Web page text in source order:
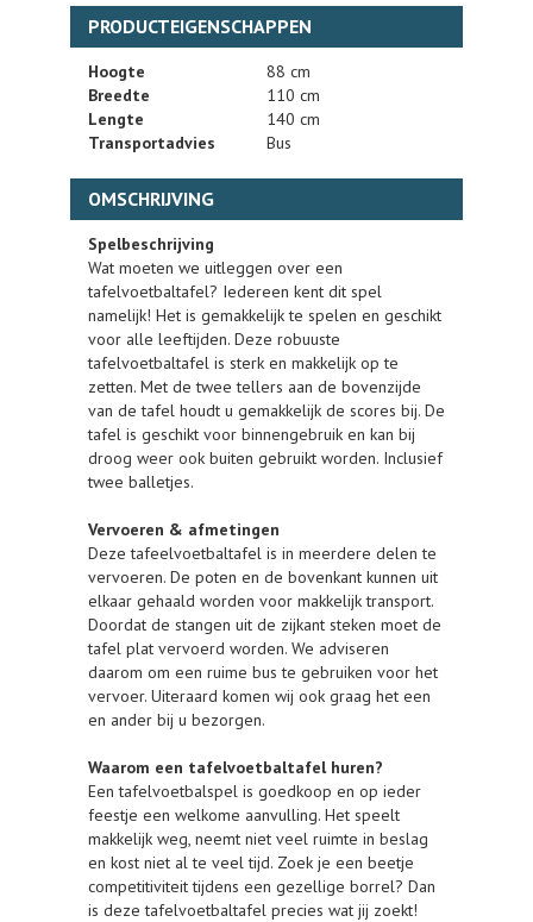
PRODUCTEIGENSCHAPPEN
Hoogte
88 cm
Breedte
110 cm
Lengte
140 cm
Transportadvies
Bus
OMSCHRIJVING
Spelbeschrijving
Wat moeten we uitleggen over een
tafelvoetbaltafel? Iedereen kent dit spel
namelijk! Het is gemakkelijk te spelen en geschikt
voor alle leeftijden. Deze robuuste
tafelvoetbaltafel is sterk en makkelijk op te
zetten. Met de twee tellers aan de bovenzijde
van de tafel houdt u gemakkelijk de scores bij. De
tafel is geschikt voor binnengebruik en kan bij
droog weer ook buiten gebruikt worden. Inclusief
twee balletjes.
Vervoeren & afmetingen
Deze tafeelvoetbaltafel is in meerdere delen te
vervoeren. De poten en de bovenkant kunnen uit
elkaar gehaald worden voor makkelijk transport.
Doordat de stangen uit de zijkant steken moet de
tafel plat vervoerd worden. We adviseren
daarom om een ruime bus te gebruiken voor het
vervoer. Uiteraard komen wij ook graag het een
en ander bij u bezorgen.
Waarom een tafelvoetbaltafel huren?
Een tafelvoetbalspel is goedkoop en op ieder
feestje een welkome aanvulling. Het speelt
makkelijk weg, neemt niet veel ruimte in beslag
en kost niet al te veel tijd. Zoek je een beetje
competitiviteit tijdens een gezellige borrel? Dan
is deze tafelvoetbaltafel precies wat jij zoekt!